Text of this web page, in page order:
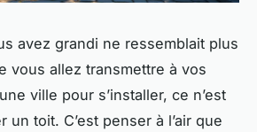
avez grandi ne ressemblait plus
vous allez transmettre à vos
ville pour s’installer, ce n’est
un toit. C’est penser à l’air que